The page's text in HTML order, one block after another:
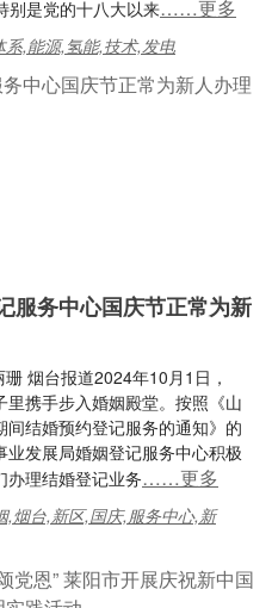
别是党的十八大以来……更多
系,能源,氢能,技术,发电
服务中心国庆节正常为新
烟台报道2024年10月1日，
携手步入婚姻殿堂。按照《山
结婚预约登记服务的通知》的
发展局婚姻登记服务中心积极
办理结婚登记业务……更多
,烟台,新区,国庆,服务中心,新